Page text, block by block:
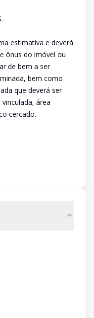
estimativa e deverá
ônus do imóvel ou
de bem a ser
bem como
que deverá ser
área
cercado.